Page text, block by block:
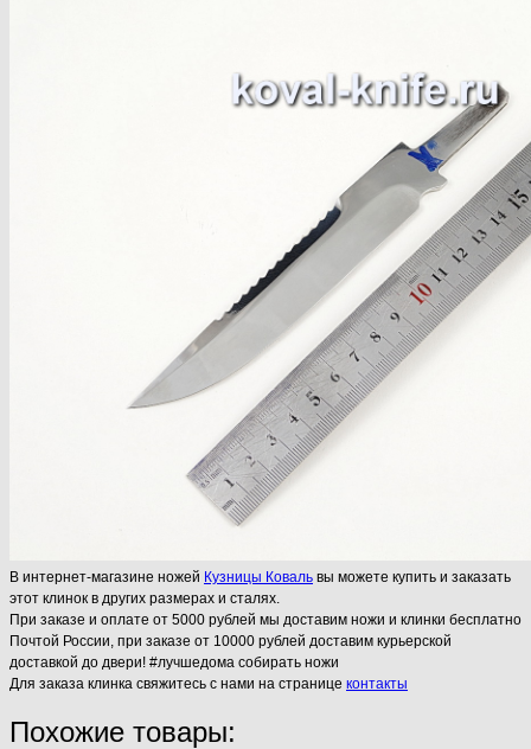
В интернет-магазине ножей Кузницы Коваль вы можете купить и заказать
этот клинок в других размерах и сталях.
При заказе и оплате от 5000 рублей мы доставим ножи и клинки бесплатно
Почтой России, при заказе от 10000 рублей доставим курьерской
доставкой до двери! #лучшедома собирать ножи
Для заказа клинка свяжитесь с нами на странице контакты
Похожие товары: